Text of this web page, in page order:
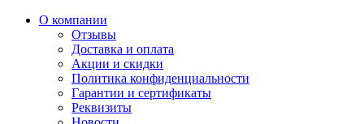
О компании
Отзывы
Доставка и оплата
Акции и скидки
Политика конфиденциальности
Гарантии и сертификаты
Реквизиты